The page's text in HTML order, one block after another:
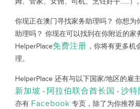
你现正在澳门寻找家务助理吗？ 你想为
助理吗？ 你现在可以找到在你附近的家
HelperPlace免费注册 ，你将有更多机
理。
HelperPlace 还有与以下国家/地区的雇
新加坡 - 阿拉伯联合酋长国 - 沙特
亦有 Facebook 专页，除了为你推荐